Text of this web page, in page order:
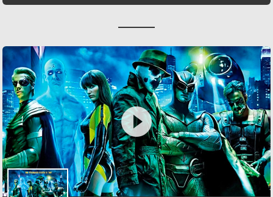
